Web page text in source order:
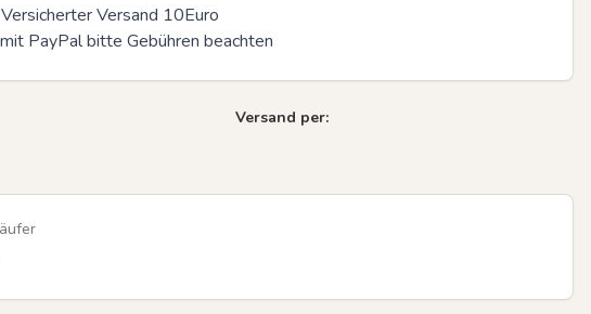
Versand 10Euro
PayPal bitte Gebühren beachten
Versand per: